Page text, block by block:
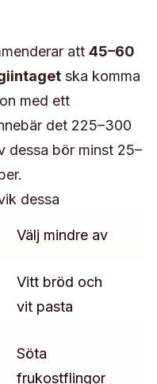
att 45–60
ska komma
med ett
det 225–300
dessa bör minst 25–
dessa
Välj mindre av
Vitt bröd och
vit pasta
Söta
frukostflingor